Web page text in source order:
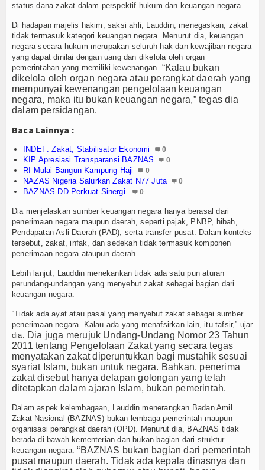
Z-Celeb
Z-Spirit
Z-Jurnal
Z-Style
Z-Tech
Z-Travel
PROFIL
Filantroper
Zakatpedia
Organisasi Filantropi
Opini
Cerpen
Resensi
Z-STORY
Z-Story Lokal
Z-Story Nasional
Z-Story Global
Galeri
status dana zakat dalam perspektif hukum dan keuangan negara.
Di hadapan majelis hakim, saksi ahli, Lauddin, menegaskan, zakat
tidak termasuk kategori keuangan negara. Menurut dia, keuangan
negara secara hukum merupakan seluruh hak dan kewajiban negara
yang dapat dinilai dengan uang dan dikelola oleh organ
pemerintahan yang memiliki kewenangan. “Kalau bukan
dikelola oleh organ negara atau perangkat daerah yang
mempunyai kewenangan pengelolaan keuangan
negara, maka itu bukan keuangan negara,” tegas dia
dalam persidangan.
Baca Lainnya :
INDEF: Zakat, Stabilisator Ekonomi 0
KIP Apresiasi Transparansi BAZNAS 0
RI Mulai Bangun Kampung Haji 0
NAZAS Nigeria Salurkan Zakat N77 Juta 0
BAZNAS-DD Perkuat Sinergi 0
Dia menjelaskan sumber keuangan negara hanya berasal dari
penerimaan negara maupun daerah, seperti pajak, PNBP, hibah,
Pendapatan Asli Daerah (PAD), serta transfer pusat. Dalam konteks
tersebut, zakat, infak, dan sedekah tidak termasuk komponen
penerimaan negara ataupun daerah.
Lebih lanjut, Lauddin menekankan tidak ada satu pun aturan
perundang-undangan yang menyebut zakat sebagai bagian dari
keuangan negara.
“Tidak ada ayat atau pasal yang menyebut zakat sebagai sumber
penerimaan negara. Kalau ada yang menafsirkan lain, itu tafsir,” ujar
dia.
Dia juga merujuk Undang-Undang Nomor 23 Tahun
2011 tentang Pengelolaan Zakat yang secara tegas
menyatakan zakat diperuntukkan bagi mustahik sesuai
syariat Islam, bukan untuk negara. Bahkan, penerima
zakat disebut hanya delapan golongan yang telah
ditetapkan dalam ajaran Islam, bukan pemerintah.
Dalam aspek kelembagaan, Lauddin menerangkan Badan Amil
Zakat Nasional (BAZNAS) bukan lembaga pemerintah maupun
organisasi perangkat daerah (OPD). Menurut dia, BAZNAS tidak
berada di bawah kementerian dan bukan bagian dari struktur
keuangan negara.“BAZNAS bukan bagian dari pemerintah
pusat maupun daerah. Tidak ada kepala dinasnya dan